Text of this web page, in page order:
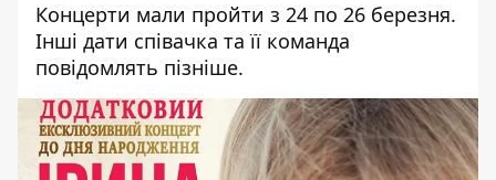
Концерти мали пройти з 24 по 26 березня.
Інші дати співачка та її команда
повідомлять пізніше.